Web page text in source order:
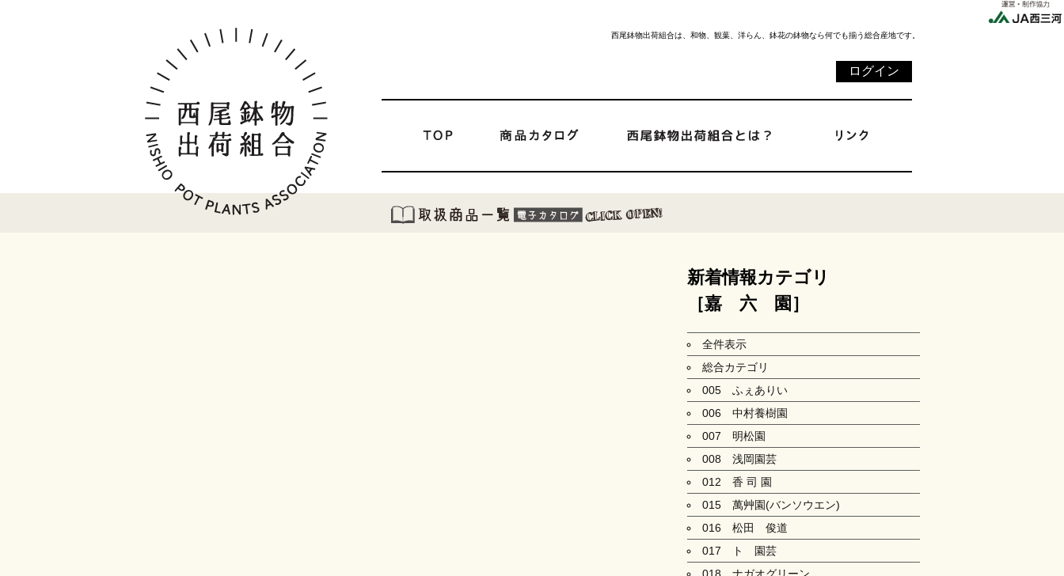
西尾鉢物出荷組合は、和物、観葉、洋らん、鉢花の鉢物なら何でも揃う総合産地です。
ログイン
新着情報カテゴリ
［嘉 六 園］
全件表示
総合カテゴリ
005 ふぇありい
006 中村養樹園
007 明松園
008 浅岡園芸
012 香 司 園
015 萬艸園(バンソウエン)
016 松田 俊道
017 ト 園芸